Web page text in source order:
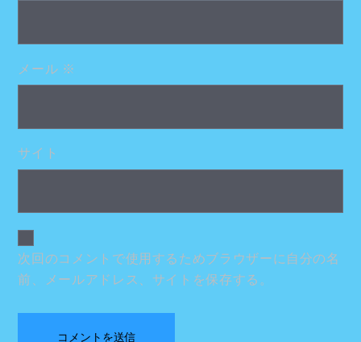
メール ※
サイト
次回のコメントで使用するためブラウザーに自分の名
前、メールアドレス、サイトを保存する。